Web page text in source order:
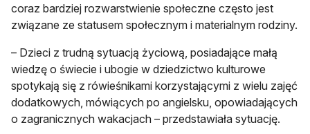
coraz bardziej rozwarstwienie społeczne często jest
związane ze statusem społecznym i materialnym rodziny.
– Dzieci z trudną sytuacją życiową, posiadające małą
wiedzę o świecie i ubogie w dziedzictwo kulturowe
spotykają się z rówieśnikami korzystającymi z wielu zajęć
dodatkowych, mówiących po angielsku, opowiadających
o zagranicznych wakacjach – przedstawiała sytuację.